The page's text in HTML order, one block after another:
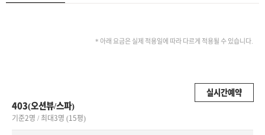
* 아래 요금은 실제 적용일에 따라 다르게 적용될 수 있습니다.
403(오션뷰/스파)
기준2명 / 최대3명 (15평)
실시간예약